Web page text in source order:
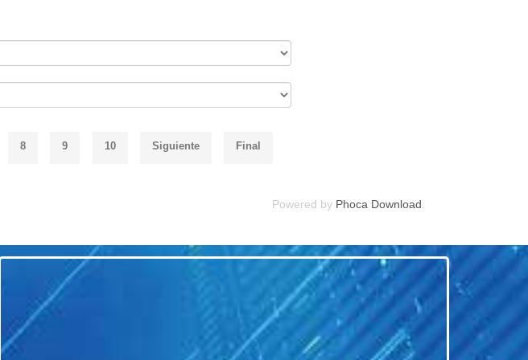
8 9 10 Siguiente Final
Powered by Phoca Download